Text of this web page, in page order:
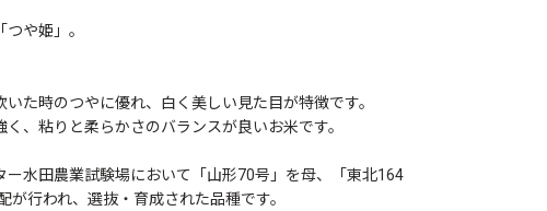
や姫」。
いた時のつやに優れ、白く美しい見た目が特徴です。
、粘りと柔らかさのバランスが良いお米です。
ー水田農業試験場において「山形70号」を母、「東北164
行われ、選抜・育成された品種です。